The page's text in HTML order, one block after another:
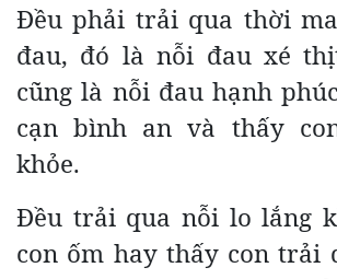
Đều phải trải qua thời
đau, đó là nỗi đau xé
cũng là nỗi đau hạnh
cạn bình an và thấy
khỏe.
Đều trải qua nỗi lo lắng
con ốm hay thấy con trải